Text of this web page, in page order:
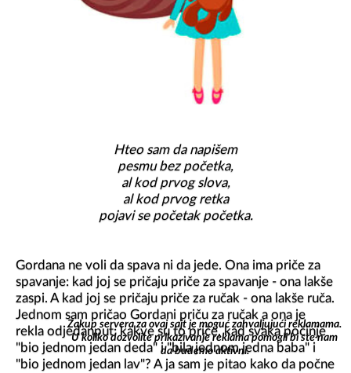
Hteo sam da napišem
pesmu bez početka,
al kod prvog slova,
al kod prvog retka
pojavi se početak početka.
Gordana ne voli da spava ni da jede. Ona ima priče za
spavanje: kad joj se pričaju priče za spavanje - ona lakše
zaspi. A kad joj se pričaju priče za ručak - ona lakše ruča.
Jednom sam pričao Gordani priču za ručak a ona je
rekla odjedanput: kakve su to priče, kad svaka počinje
"bio jednom jedan deda" i "bila jednom jedna baba" i
"bio jednom jedan lav"? A ja sam je pitao kako da počne
Zakup servera za ovaj sajt je moguć zahvaljujući reklamama.
U koliko dozvolite prikazivanje reklama pomogli bi ste nam
da budemo aktivni.